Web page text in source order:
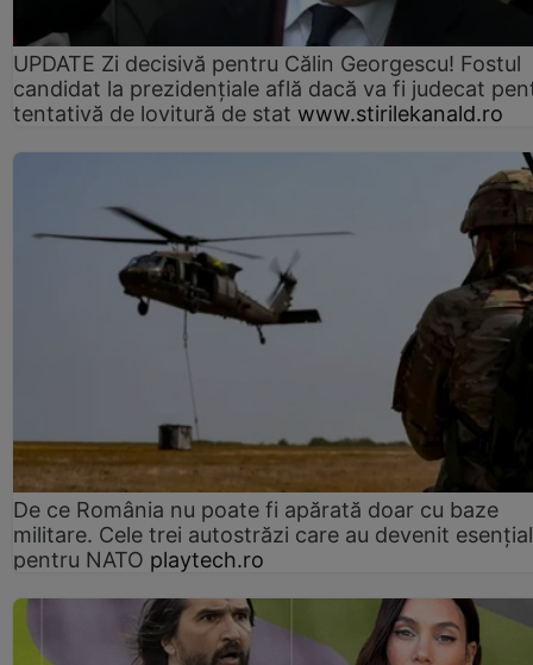
UPDATE Zi decisivă pentru Călin Georgescu! Fostul
candidat la prezidențiale află dacă va fi judecat
tentativă de lovitură de stat www.stirilekanald.ro
De ce România nu poate fi apărată doar cu baze
militare. Cele trei autostrăzi care au devenit
pentru NATO playtech.ro